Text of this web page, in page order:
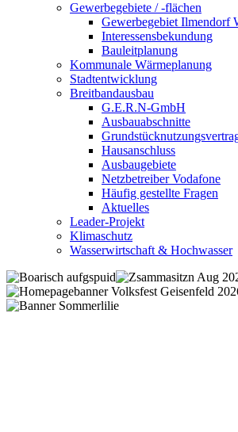
Gewerbegebiete / -flächen
Gewerbegebiet Ilmendorf
Interessensbekundung
Bauleitplanung
Kommunale Wärmeplanung
Stadtentwicklung
Breitbandausbau
G.E.R.N-GmbH
Ausbauabschnitte
Hausanschluss
Ausbaugebiete
Netzbetreiber Vodafone
Häufig gestellte Fragen
Aktuelles
Leader-Projekt
Klimaschutz
Wasserwirtschaft & Hochwasser